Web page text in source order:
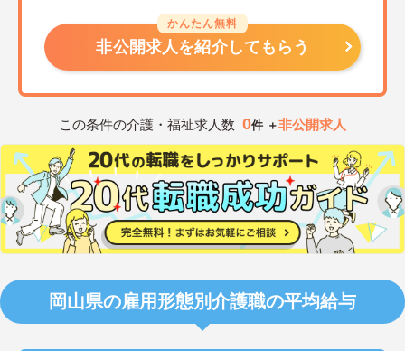
かんたん無料
非公開求人を紹介してもらう
この条件の介護・福祉求人数 0件 ＋非公開求人
岡山県の雇用形態別介護職の平均給与